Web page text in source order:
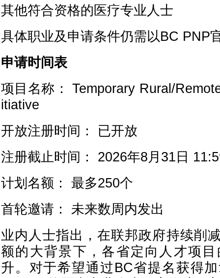
其他符合资格的医疗专业人士
具体职业及申请条件仍需以BC PNP
申请时间表
项目名称： Temporary Rural/
itiative
开放注册时间： 已开放
注册截止时间： 2026年8月31日
计划名额： 最多250个
首轮邀请： 未来数周内发出
业内人士指出，在联邦政府持续削
额的大背景下，各省定向人才项
升。对于希望通过BC省提名获得